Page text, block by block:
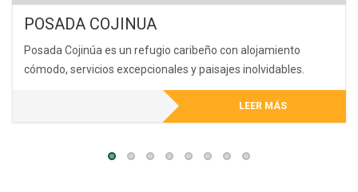
POSADA COJINUA
Posada Cojinúa es un refugio caribeño con alojamiento
cómodo, servicios excepcionales y paisajes inolvidables.
LEER MÁS